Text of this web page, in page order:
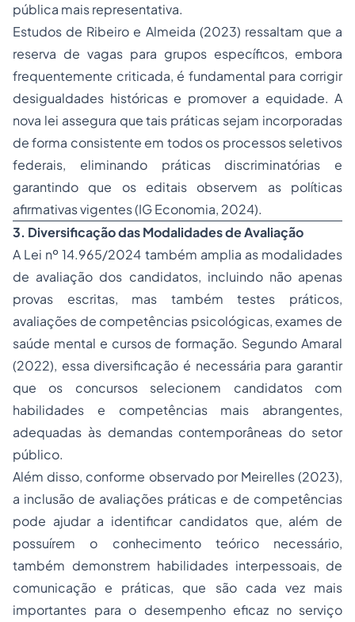
pública mais representativa.
Estudos de Ribeiro e Almeida (2023) ressaltam que a
reserva de vagas para grupos específicos, embora
frequentemente criticada, é fundamental para corrigir
desigualdades históricas e promover a equidade. A
nova lei assegura que tais práticas sejam incorporadas
de forma consistente em todos os processos seletivos
federais, eliminando práticas discriminatórias e
garantindo que os editais observem as políticas
afirmativas vigentes (IG Economia, 2024).
3. Diversificação das Modalidades de Avaliação
A Lei nº 14.965/2024 também amplia as modalidades
de avaliação dos candidatos, incluindo não apenas
provas escritas, mas também testes práticos,
avaliações de competências psicológicas, exames de
saúde mental e cursos de formação. Segundo Amaral
(2022), essa diversificação é necessária para garantir
que os concursos selecionem candidatos com
habilidades e competências mais abrangentes,
adequadas às demandas contemporâneas do setor
público.
Além disso, conforme observado por Meirelles (2023),
a inclusão de avaliações práticas e de competências
pode ajudar a identificar candidatos que, além de
possuírem o conhecimento teórico necessário,
também demonstrem habilidades interpessoais, de
comunicação e práticas, que são cada vez mais
importantes para o desempenho eficaz no serviço